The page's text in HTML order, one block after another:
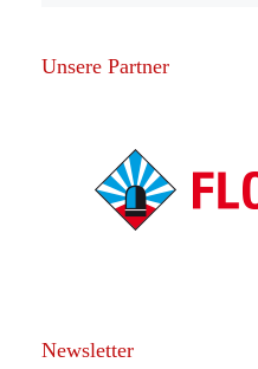
Unsere Partner
Newsletter